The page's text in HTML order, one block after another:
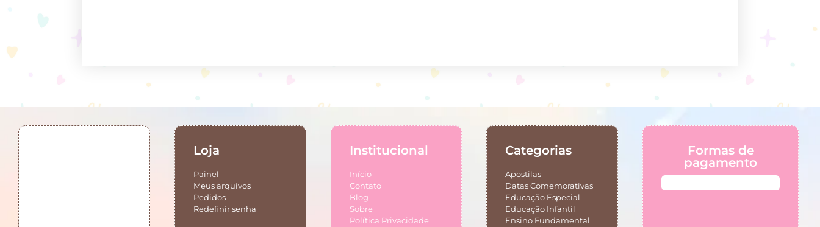
Loja
Painel
Meus arquivos
Pedidos
Redefinir senha
Institucional
Início
Contato
Blog
Sobre
Política Privacidade
Categorias
Apostilas
Datas Comemorativas
Educação Especial
Educação Infantil
Ensino Fundamental
Formas de
pagamento